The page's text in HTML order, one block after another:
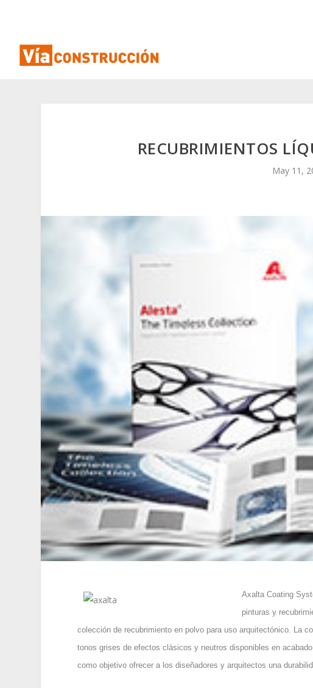
RECUBRIMIENTOS
May 11,
Axalta Coating
pinturas y
colección de recubrimiento en polvo para uso arquitectónico. La
tonos grises de efectos clásicos y neutros disponibles en
como objetivo ofrecer a los diseñadores y arquitectos una